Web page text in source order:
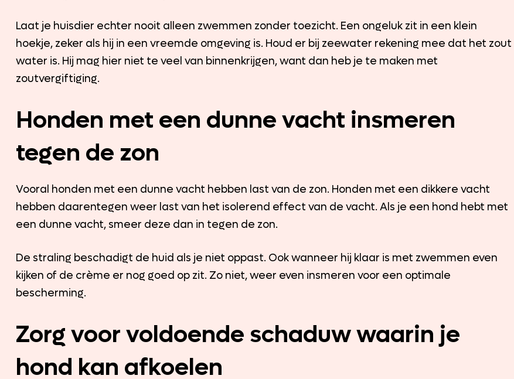
Laat je huisdier echter nooit alleen zwemmen zonder toezicht. Een ongeluk zit in een klein
hoekje, zeker als hij in een vreemde omgeving is. Houd er bij zeewater rekening mee dat het zout
water is. Hij mag hier niet te veel van binnenkrijgen, want dan heb je te maken met
zoutvergiftiging.
Honden met een dunne vacht insmeren
tegen de zon
Vooral honden met een dunne vacht hebben last van de zon. Honden met een dikkere vacht
hebben daarentegen weer last van het isolerend effect van de vacht. Als je een hond hebt met
een dunne vacht, smeer deze dan in tegen de zon.
De straling beschadigt de huid als je niet oppast. Ook wanneer hij klaar is met zwemmen even
kijken of de crème er nog goed op zit. Zo niet, weer even insmeren voor een optimale
bescherming.
Zorg voor voldoende schaduw waarin je
hond kan afkoelen